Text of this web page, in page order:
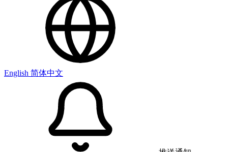
English 简体中文